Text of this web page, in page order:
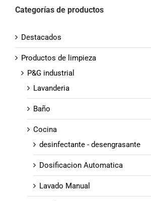
Categorías de productos
Destacados
Productos de limpieza
P&G industrial
Lavanderia
Baño
Cocina
desinfectante - desengrasante
Dosificacion Automatica
Lavado Manual